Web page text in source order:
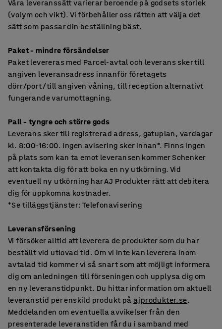
Våra leveranssätt varierar beroende på godsets storlek
(volym och vikt). Vi förbehåller oss rätten att välja det
sätt som passar din beställning bäst.
Paket – mindre försändelser
Paket levereras med Parcel-avtal och leverans sker till
angiven leveransadress innanför företagets
dörr/port/till angiven våning, till reception alternativt
fungerande varumottagning.
Pall – tyngre och större gods
Leverans sker till registrerad adress, gatuplan, vardagar
kl. 8:00–16:00. Ingen avisering sker innan*. Finns ingen
på plats som kan ta emot leveransen kommer Schenker
att kontakta dig för att boka en ny utkörning. Vid
eventuell ny utkörning har AJ Produkter rätt att debitera
dig för uppkomna kostnader.
*Se tilläggstjänster: Telefonavisering
Leveransförsening
Vi försöker alltid att leverera de produkter som du har
beställt vid utlovad tid. Om vi inte kan leverera inom
avtalad tid kommer vi så snart som att möjligt informera
dig om anledningen till förseningen och upplysa dig om
en ny leveranstidpunkt. Du hittar information om aktuell
leveranstid per enskild produkt på ajprodukter.se.
Meddelanden om eventuella avvikelser från den
presenterade leveranstiden får du i samband med